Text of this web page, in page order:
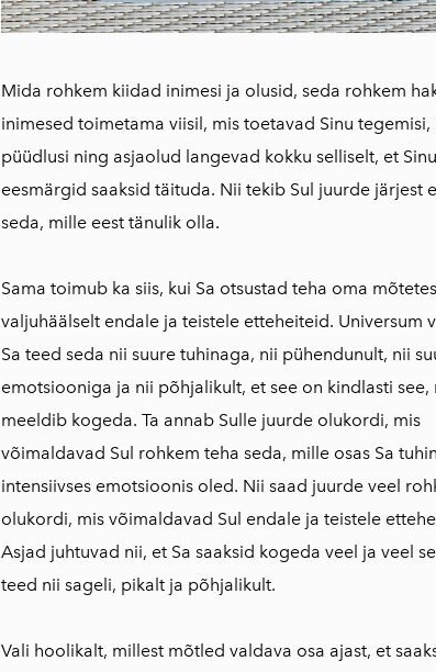
Mida rohkem kiidad inimesi ja olusid, seda rohkem
inimesed toimetama viisil, mis toetavad Sinu tegemisi,
püüdlusi ning asjaolud langevad kokku selliselt, et
eesmärgid saaksid täituda. Nii tekib Sul juurde järjest
seda, mille eest tänulik olla.
Sama toimub ka siis, kui Sa otsustad teha oma
valjuhäälselt endale ja teistele etteheiteid. Universum
Sa teed seda nii suure tuhinaga, nii pühendunult, nii
emotsiooniga ja nii põhjalikult, et see on kindlasti see,
meeldib kogeda. Ta annab Sulle juurde olukordi, mis
võimaldavad Sul rohkem teha seda, mille osas Sa
intensiivses emotsioonis oled. Nii saad juurde veel
olukordi, mis võimaldavad Sul endale ja teistele
Asjad juhtuvad nii, et Sa saaksid kogeda veel ja veel
teed nii sageli, pikalt ja põhjalikult.
Vali hoolikalt, millest mõtled valdava osa ajast, et